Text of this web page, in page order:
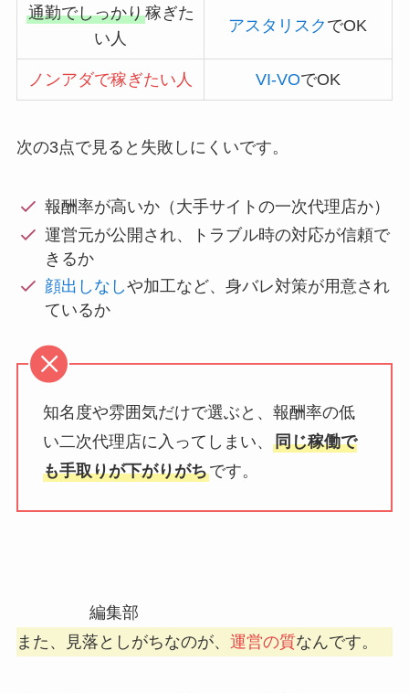
通勤でしっかり稼ぎた
い人
アスタリスク でOK
ノンアダで稼ぎたい人 VI-VOでOK
次の3点で見ると失敗しにくいです。
報酬率が高いか（大手サイトの一次代理店か）
運営元が公開され、トラブル時の対応が信頼で
きるか
顔出しなしや加工など、身バレ対策が用意され
ているか
知名度や雰囲気だけで選ぶと、報酬率の低
い二次代理店に入ってしまい、 同じ稼働で
も手取りが下がりがちです。
編集部
また、見落としがちなのが、 運営の質なんです。